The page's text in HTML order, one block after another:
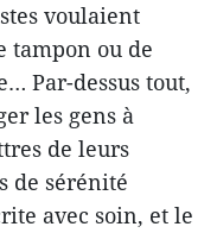
voulaient
tampon ou de
Par-dessus tout,
les gens à
de leurs
de sérénité
avec soin, et le